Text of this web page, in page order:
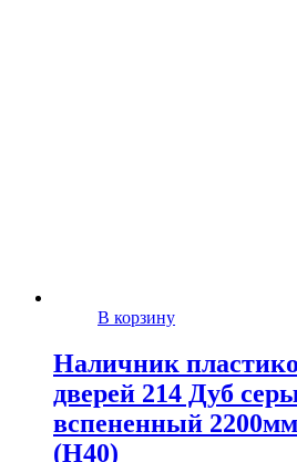
В корзину
Наличник
дверей 214 Дуб
вспененный
(Н40)